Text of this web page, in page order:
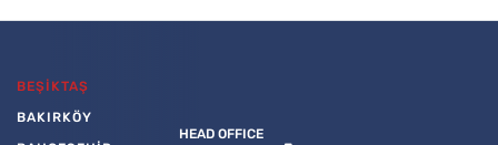
BEŞİKTAŞ
BAKIRKÖY
HEAD OFFICE